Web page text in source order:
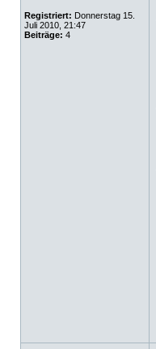
Registriert: Donnerstag 15.
Juli 2010, 21:47
Beiträge: 4